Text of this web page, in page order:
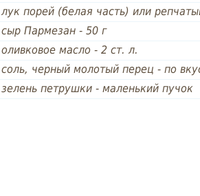
лук порей (белая часть) или
сыр Пармезан- 50 г
оливковое масло- 2 ст. л.
соль, черный молотый перец - по
зелень петрушки- маленький пучок